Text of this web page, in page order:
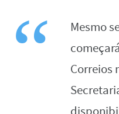
Mesmo
Correios